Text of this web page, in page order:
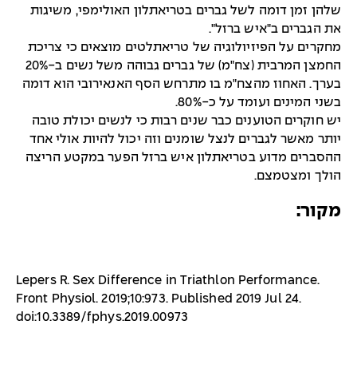
שלהן זמן דומה לשל גברים בטריאתלון האולימפי, משיגות
את הגברים ב"איש ברזל".
מחקרים על הפיזיולוגיה של טריאתלטים מוצאים כי צריכת
החמצן המרבית (צח"מ) של גברים גבוהה משל נשים ב-20%
בערך. האחוז מהצח"מ בו מתרחש הסף האנאירובי הוא דומה
בשני המינים ועומד על כ-80%.
יש חוקרים הטוענים כבר שנים רבות כי לנשים יכולת טובה
יותר מאשר לגברים לנצל שומנים וזה יכול להיות אולי אחד
ההסברים מדוע בטריאתלון איש ברזל הפער במקטע הריצה
הולך ומצטמצם.
מקור:
Lepers R. Sex Difference in Triathlon Performance.
Front Physiol. 2019;10:973. Published 2019 Jul 24.
doi:10.3389/fphys.2019.00973